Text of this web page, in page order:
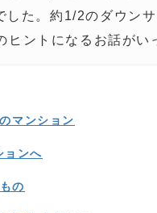
た。約1/2のダウン
ヒントになるお話がい
マンション
ョンへ
の